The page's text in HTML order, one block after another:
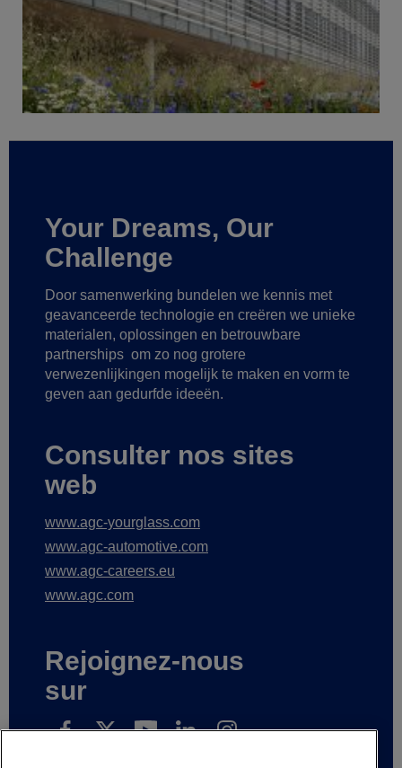
Your Dreams, Our
Challenge
Door samenwerking bundelen we kennis met
geavanceerde technologie en creëren we unieke
materialen, oplossingen en betrouwbare
partnerships om zo nog grotere
verwezenlijkingen mogelijk te maken en vorm te
geven aan gedurfde ideeën.
Consulter nos sites
web
www.agc-yourglass.com
www.agc-automotive.com
www.agc-careers.eu
www.agc.com
Rejoignez-nous
sur